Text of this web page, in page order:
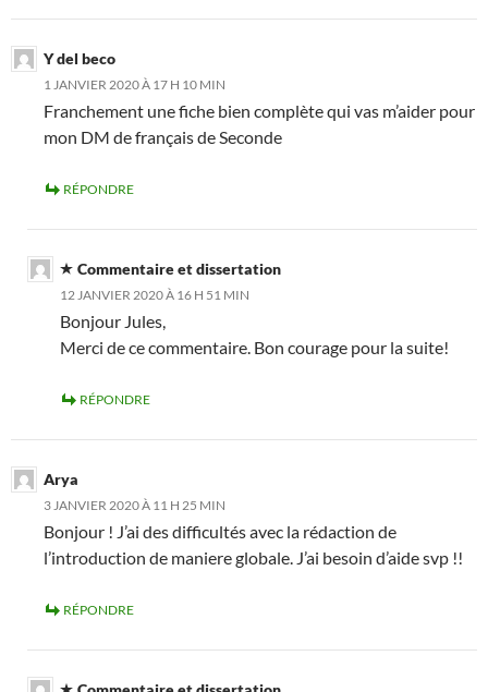
Y del beco
1 JANVIER 2020 À 17 H 10 MIN
Franchement une fiche bien complète qui vas m’aider pour
mon DM de français de Seconde
RÉPONDRE
Commentaire et dissertation
12 JANVIER 2020 À 16 H 51 MIN
Bonjour Jules,
Merci de ce commentaire. Bon courage pour la suite!
RÉPONDRE
Arya
3 JANVIER 2020 À 11 H 25 MIN
Bonjour ! J’ai des difficultés avec la rédaction de
l’introduction de maniere globale. J’ai besoin d’aide svp !!
RÉPONDRE